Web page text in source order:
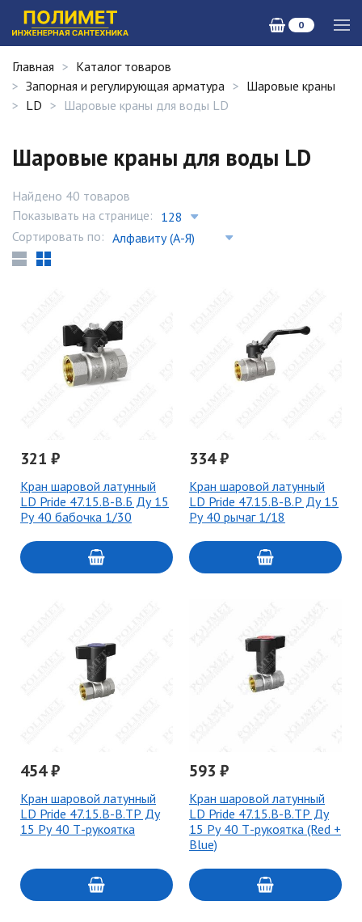
0
Главная
Каталог товаров
Запорная и регулирующая арматура
Шаровые краны
LD
Шаровые краны для воды LD
Шаровые краны для воды LD
Найдено 40 товаров
Показывать на странице:
Сортировать по:
321 ₽
Кран шаровой латунный
LD Pride 47.15.В-В.Б Ду 15
Ру 40 бабочка 1/30
334 ₽
Кран шаровой латунный
LD Pride 47.15.В-В.Р Ду 15
Ру 40 рычаг 1/18
454 ₽
Кран шаровой латунный
LD Pride 47.15.В-В.ТР Ду
15 Ру 40 Т-рукоятка
593 ₽
Кран шаровой латунный
LD Pride 47.15.В-В.ТР Ду
15 Ру 40 Т-рукоятка (Red +
Blue)